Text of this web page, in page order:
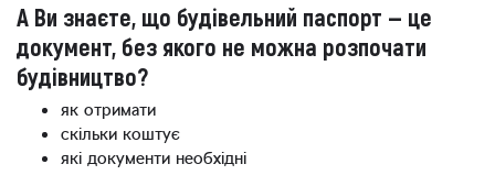
А Ви знаєте, що будівельний паспорт — це
документ, без якого не можна розпочати
будівництво?
як отримати
скільки коштує
які документи необхідні